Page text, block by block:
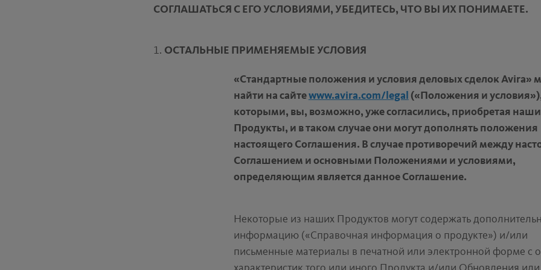
СОГЛАШАТЬСЯ С ЕГО УСЛОВИЯМИ, УБЕДИТЕСЬ, ЧТО ВЫ ИХ ПОНИМАЕТЕ.
ОСТАЛЬНЫЕ ПРИМЕНЯЕМЫЕ УСЛОВИЯ
«Стандартные положения и условия деловых сделок Avira»
найти на сайтеwww.avira.com/legal («Положения и
которыми, вы, возможно, уже согласились, приобретая наши
Продукты, и в таком случае они могут дополнять положения
настоящего Соглашения. В случае противоречий между
Соглашением и основными Положениями и условиями,
определяющим является данное Соглашение.
Некоторые из наших Продуктов могут содержать
информацию («Справочная информация о продукте») и/или
письменные материалы в печатной или электронной форме с